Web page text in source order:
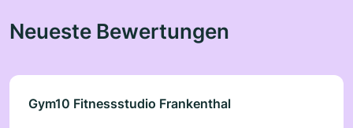
Neueste Bewertungen
Gym10 Fitnessstudio Frankenthal